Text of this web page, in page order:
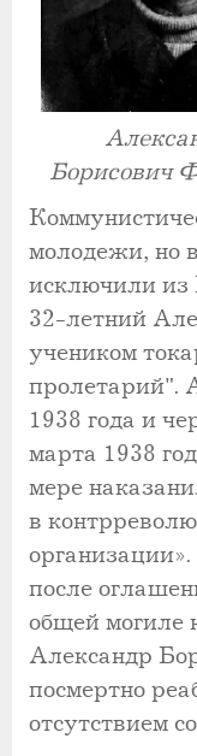
Борисович
молодежи, но
исключили
32-летний
учеником
пролетарий".
1938 года и
марта 1938
мере
в
после
общей могиле
Александр
посмертно
отсутствием